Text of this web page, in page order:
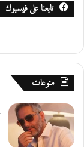
ق
ل
ت
ف
ا
د
تابعنا على فيسبوك
منوعات